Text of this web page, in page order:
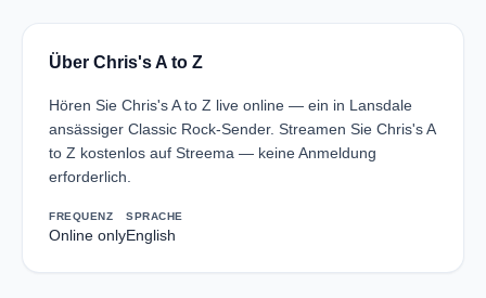
Über Chris's A to Z
Hören Sie Chris's A to Z live online — ein in Lansdale
ansässiger Classic Rock-Sender. Streamen Sie Chris's A
to Z kostenlos auf Streema — keine Anmeldung
erforderlich.
FREQUENZ
Online only
SPRACHE
English